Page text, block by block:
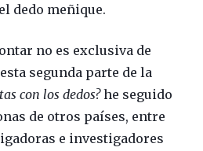
dedo meñique.
no es exclusiva de
segunda parte de la
con los dedos?he seguido
de otros países, entre
e investigadores